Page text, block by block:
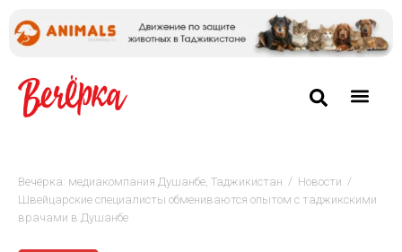
Вечёрка: медиакомпания Душанбе, Таджикистан / Новости /
Швейцарские специалисты обмениваются опытом с таджикскими
врачами в Душанбе